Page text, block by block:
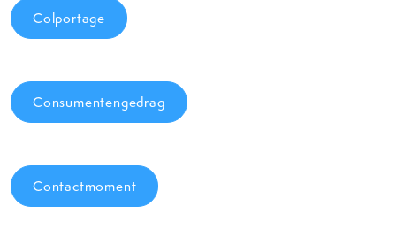
Colportage
Consumentengedrag
Contactmoment